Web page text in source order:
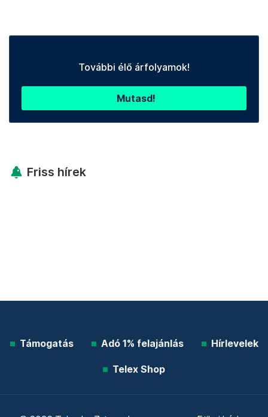
További élő árfolyamok!
Mutasd!
Friss hírek
Támogatás Adó 1% felajánlás Hírlevelek
Telex Shop